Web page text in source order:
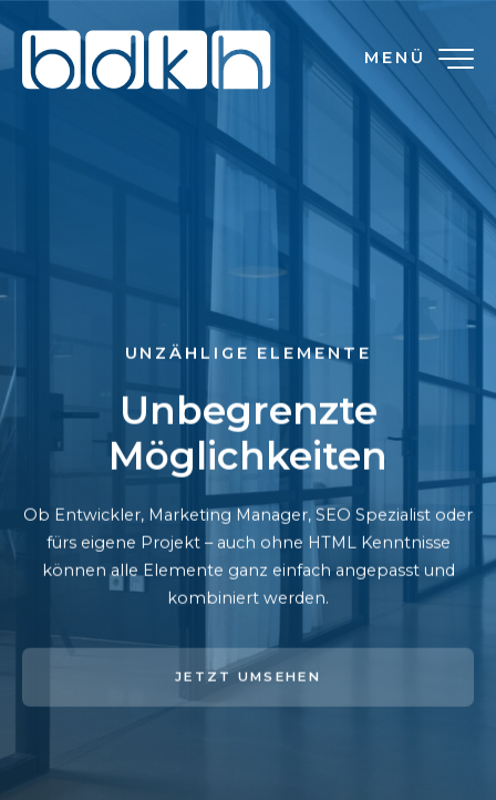
MENÜ
UNZÄHLIGE ELEMENTE
Unbegrenzte
Möglichkeiten
Ob Entwickler, Marketing Manager, SEO Spezialist oder
fürs eigene Projekt – auch ohne HTML Kenntnisse
können alle Elemente ganz einfach angepasst und
kombiniert werden.
JETZT UMSEHEN